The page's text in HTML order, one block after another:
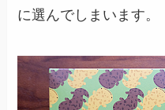
に選んでしまいます。